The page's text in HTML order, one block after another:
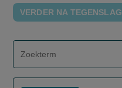
VERDER NA TEGENSLAG